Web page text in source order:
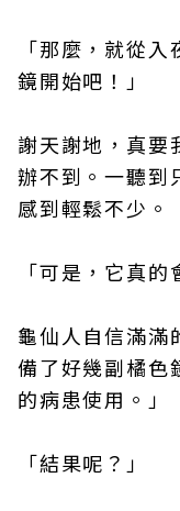
「那麼，就從
鏡開始吧！」
謝天謝地，真要
辦不到。一聽到
感到輕鬆不少。
「可是，它真的
龜仙人自信滿滿
備了好幾副橘色
的病患使用。」
「結果呢？」